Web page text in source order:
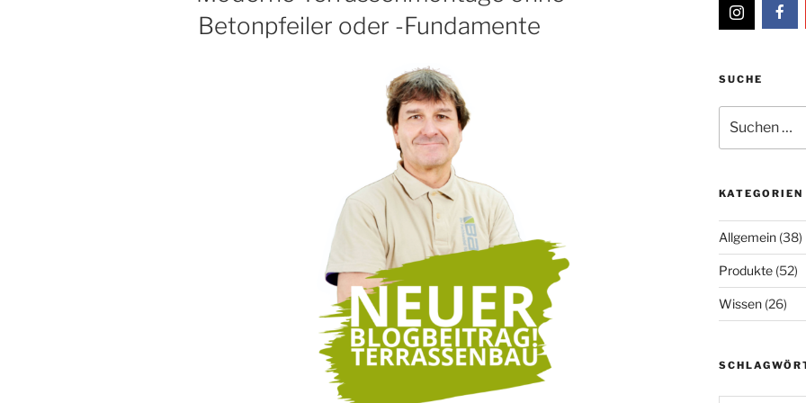
Betonpfeiler oder -Fundamente
SUCHE
nach:
KATEGORIEN
Allgemein(38)
Produkte(52)
Wissen(26)